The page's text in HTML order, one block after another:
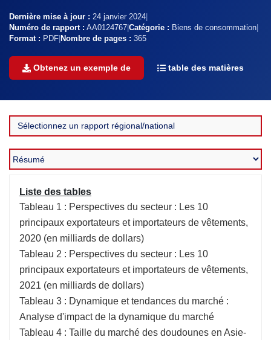
Dernière mise à jour : 24 janvier 2024
Numéro de rapport : AA0124767 Catégorie : Biens de consommation
Format : PDF Nombre de pages : 365
Obtenez un exemple de table des matières
Liste des tables
Tableau 1 : Perspectives du secteur : Les 10
principaux exportateurs et importateurs de vêtements,
2020 (en milliards de dollars)
Tableau 2 : Perspectives du secteur : Les 10
principaux exportateurs et importateurs de vêtements,
2021 (en milliards de dollars)
Tableau 3 : Dynamique et tendances du marché :
Analyse d'impact de la dynamique du marché
Tableau 4 : Taille du marché des doudounes en Asie-